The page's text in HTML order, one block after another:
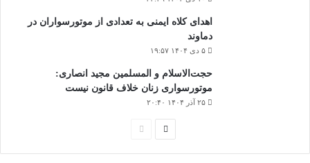
اهدای کلاه ایمنی به تعدادی از موتورسواران در
دماوند
۵ دی ۱۴۰۴ ۱۹:۵۷
حجت‌الاسلام و المسلمین مجید انصاری:
موتورسواری زنان خلاف قانون نیست
۲۵ آذر ۱۴۰۴ ۲۰:۴۰
صفحه